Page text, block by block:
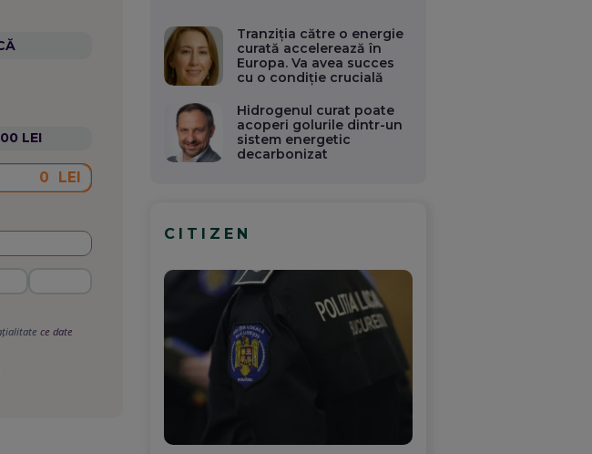
LEI
LEI
ce date
Tranziția către o energie
curată accelerează în
Europa. Va avea succes
cu o condiție crucială
Hidrogenul curat poate
acoperi golurile dintr-un
sistem energetic
decarbonizat
CITIZEN